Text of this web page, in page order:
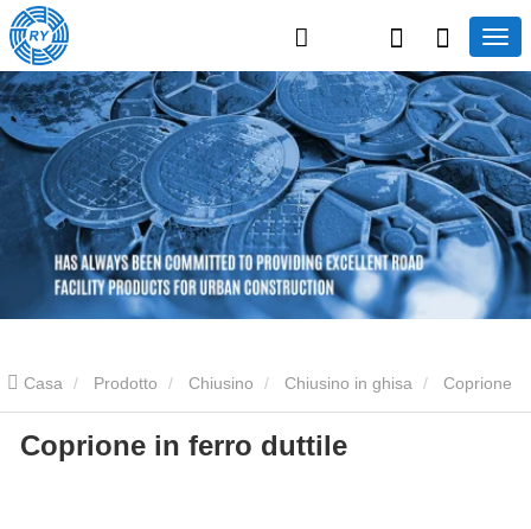
Casa Prodotto Chiusino Chiusino in ghisa
in ferro duttile
Coprione in ferro duttile